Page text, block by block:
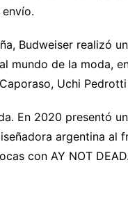
Budweiser realizó
mundo de la moda,
Uchi
En 2020 presentó
argentina al
con AY NOT